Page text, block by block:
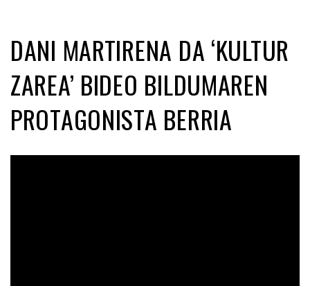
DANI MARTIRENA DA ‘KULTUR
ZAREA’ BIDEO BILDUMAREN
PROTAGONISTA BERRIA